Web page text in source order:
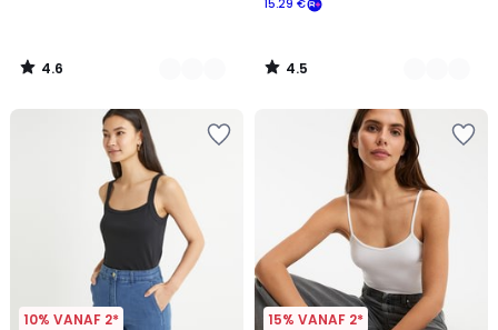
4.6
/
15.29 €
4.5
/
10% VANAF 2* 15% VANAF 2*